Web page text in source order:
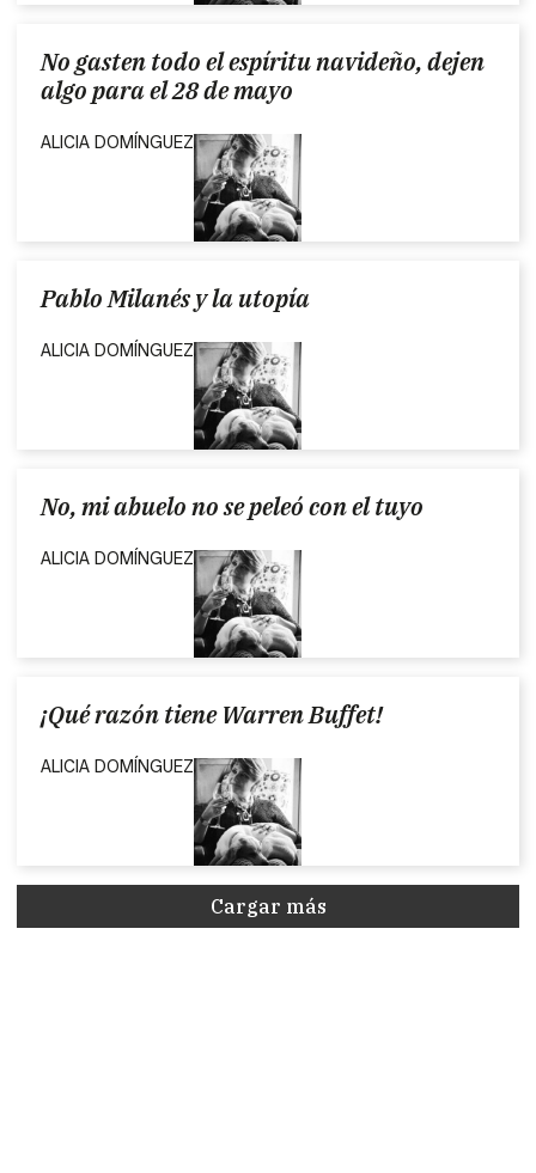
No gasten todo el espíritu navideño, dejen
algo para el 28 de mayo
ALICIA DOMÍNGUEZ
Pablo Milanés y la utopía
ALICIA DOMÍNGUEZ
No, mi abuelo no se peleó con el tuyo
ALICIA DOMÍNGUEZ
¡Qué razón tiene Warren Buffet!
ALICIA DOMÍNGUEZ
Cargar más